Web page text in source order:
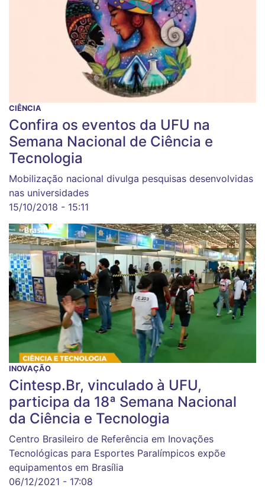
CIÊNCIA
Confira os eventos da UFU na
Semana Nacional de Ciência e
Tecnologia
Mobilização nacional divulga pesquisas desenvolvidas
nas universidades
15/10/2018 - 15:11
INOVAÇÃO
Cintesp.Br, vinculado à UFU,
participa da 18ª Semana Nacional
da Ciência e Tecnologia
Centro Brasileiro de Referência em Inovações
Tecnológicas para Esportes Paralímpicos expõe
equipamentos em Brasília
06/12/2021 - 17:08